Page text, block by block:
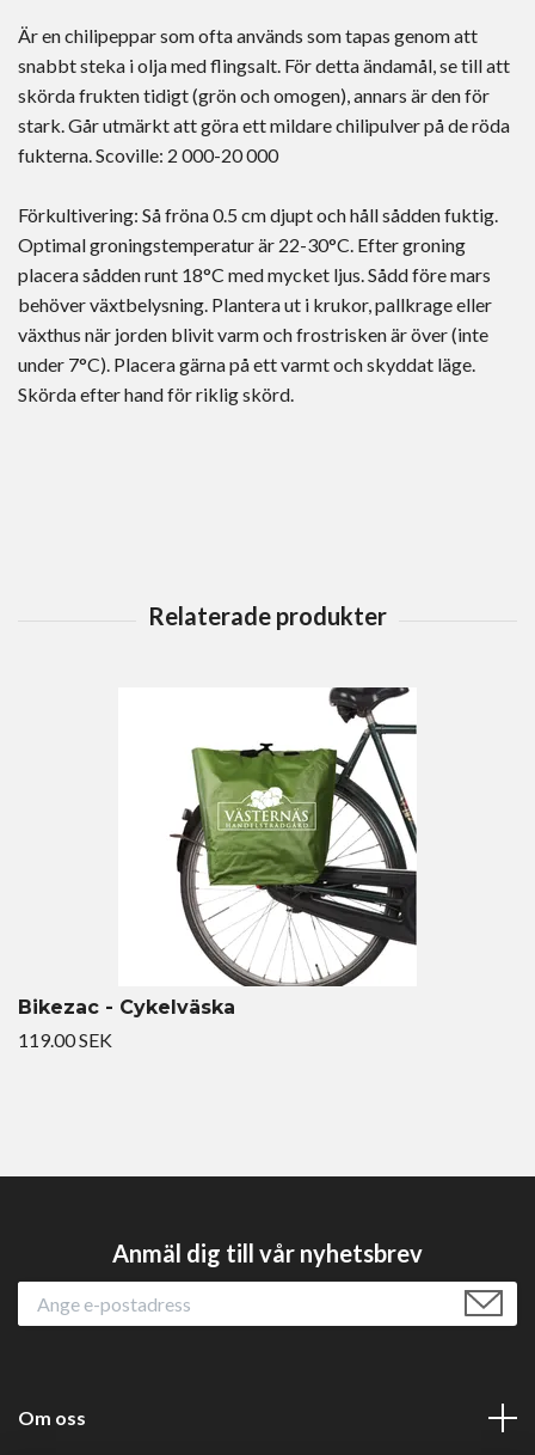
Är en chilipeppar som ofta används som tapas genom att
snabbt steka i olja med flingsalt. För detta ändamål, se till att
skörda frukten tidigt (grön och omogen), annars är den för
stark. Går utmärkt att göra ett mildare chilipulver på de röda
fukterna. Scoville: 2 000-20 000
Förkultivering: Så fröna 0.5 cm djupt och håll sådden fuktig.
Optimal groningstemperatur är 22-30°C. Efter groning
placera sådden runt 18°C med mycket ljus. Sådd före mars
behöver växtbelysning. Plantera ut i krukor, pallkrage eller
växthus när jorden blivit varm och frostrisken är över (inte
under 7°C). Placera gärna på ett varmt och skyddat läge.
Skörda efter hand för riklig skörd.
Bikezac - Cykelväska
119.00 SEK
Anmäl dig till vår nyhetsbrev
Om oss